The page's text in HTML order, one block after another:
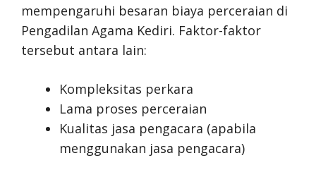
mempengaruhi besaran biaya perceraian di
Pengadilan Agama Kediri. Faktor-faktor
tersebut antara lain:
Kompleksitas perkara
Lama proses perceraian
Kualitas jasa pengacara (apabila
menggunakan jasa pengacara)